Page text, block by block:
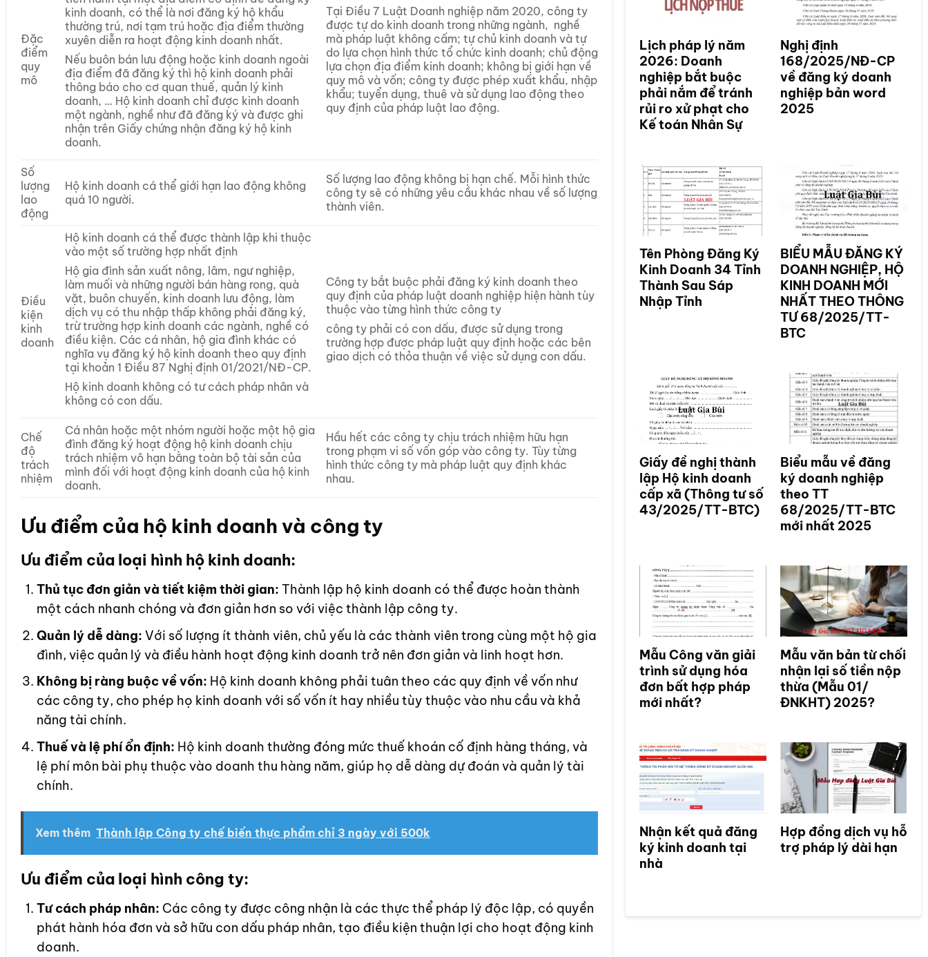
Đặc
điểm
quy
mô
kinh doanh, có thể là nơi đăng ký hộ khẩu
thường trú, nơi tạm trú hoặc địa điểm thường
xuyên diễn ra hoạt động kinh doanh nhất.
Nếu buôn bán lưu động hoặc kinh doanh ngoài
địa điểm đã đăng ký thì hộ kinh doanh phải
thông báo cho cơ quan thuế, quản lý kinh
doanh, … Hộ kinh doanh chỉ được kinh doanh
một ngành, nghề như đã đăng ký và được ghi
nhận trên Giấy chứng nhận đăng ký hộ kinh
doanh.
Tại Điều 7 Luật Doanh nghiệp năm 2020, công ty
được tự do kinh doanh trong những ngành, nghề
mà pháp luật không cấm; tự chủ kinh doanh và tự
do lựa chọn hình thức tổ chức kinh doanh; chủ động
lựa chọn địa điểm kinh doanh; không bị giới hạn về
quy mô và vốn; công ty được phép xuất khẩu, nhập
khẩu; tuyển dụng, thuê và sử dụng lao động theo
quy định của pháp luật lao động.
Số
lượng
lao
động
Hộ kinh doanh cá thể giới hạn lao động không
quá 10 người.
Số lượng lao động không bị hạn chế. Mỗi hình thức
công ty sẽ có những yêu cầu khác nhau về số lượng
thành viên.
Điều
kiện
kinh
doanh
Hộ kinh doanh cá thể được thành lập khi thuộc
vào một số trường hợp nhất định
Hộ gia đình sản xuất nông, lâm, ngư nghiệp,
làm muối và những người bán hàng rong, quà
vặt, buôn chuyến, kinh doanh lưu động, làm
dịch vụ có thu nhập thấp không phải đăng ký,
trừ trường hợp kinh doanh các ngành, nghề có
điều kiện. Các cá nhân, hộ gia đình khác có
nghĩa vụ đăng ký hộ kinh doanh theo quy định
tại khoản 1 Điều 87 Nghị định 01/2021/NĐ-CP.
Hộ kinh doanh không có tư cách pháp nhân và
không có con dấu.
Công ty bắt buộc phải đăng ký kinh doanh theo
quy định của pháp luật doanh nghiệp hiện hành tùy
thuộc vào từng hình thức công ty
công ty phải có con dấu, được sử dụng trong
trường hợp được pháp luật quy định hoặc các bên
giao dịch có thỏa thuận về việc sử dụng con dấu.
Chế
độ
trách
nhiệm
Cá nhân hoặc một nhóm người hoặc một hộ gia
đình đăng ký hoạt động hộ kinh doanh chịu
trách nhiệm vô hạn bằng toàn bộ tài sản của
mình đối với hoạt động kinh doanh của hộ kinh
doanh.
Hầu hết các công ty chịu trách nhiệm hữu hạn
trong phạm vi số vốn góp vào công ty. Tùy từng
hình thức công ty mà pháp luật quy định khác
nhau.
Ưu điểm của hộ kinh doanh và công ty
Ưu điểm của loại hình hộ kinh doanh:
Thủ tục đơn giản và tiết kiệm thời gian: Thành lập hộ kinh doanh có thể được hoàn thành
một cách nhanh chóng và đơn giản hơn so với việc thành lập công ty.
Quản lý dễ dàng: Với số lượng ít thành viên, chủ yếu là các thành viên trong cùng một hộ gia
đình, việc quản lý và điều hành hoạt động kinh doanh trở nên đơn giản và linh hoạt hơn.
Không bị ràng buộc về vốn: Hộ kinh doanh không phải tuân theo các quy định về vốn như
các công ty, cho phép họ kinh doanh với số vốn ít hay nhiều tùy thuộc vào nhu cầu và khả
năng tài chính.
Thuế và lệ phí ổn định: Hộ kinh doanh thường đóng mức thuế khoán cố định hàng tháng, và
lệ phí môn bài phụ thuộc vào doanh thu hàng năm, giúp họ dễ dàng dự đoán và quản lý tài
chính.
Xem thêm Thành lập Công ty chế biến thực phẩm chỉ 3 ngày với 500k
Ưu điểm của loại hình công ty:
Tư cách pháp nhân: Các công ty được công nhận là các thực thể pháp lý độc lập, có quyền
phát hành hóa đơn và sở hữu con dấu pháp nhân, tạo điều kiện thuận lợi cho hoạt động kinh
doanh.
Lịch pháp lý năm
2026: Doanh
nghiệp bắt buộc
phải nắm để tránh
rủi ro xử phạt cho
Kế toán Nhân Sự
Nghị định
168/2025/NĐ-CP
về đăng ký doanh
nghiệp bản word
2025
Tên Phòng Đăng Ký
Kinh Doanh 34 Tỉnh
Thành Sau Sáp
Nhập Tỉnh
BIỂU MẪU ĐĂNG KÝ
DOANH NGHIỆP, HỘ
KINH DOANH MỚI
NHẤT THEO THÔNG
TƯ 68/2025/TT-
BTC
Giấy đề nghị thành
lập Hộ kinh doanh
cấp xã (Thông tư số
43/2025/TT-BTC)
Biểu mẫu về đăng
ký doanh nghiệp
theo TT
68/2025/TT-BTC
mới nhất 2025
Mẫu Công văn giải
trình sử dụng hóa
đơn bất hợp pháp
mới nhất?
Mẫu văn bản từ chối
nhận lại số tiền nộp
thừa (Mẫu 01/
ĐNKHT) 2025?
Nhận kết quả đăng
ký kinh doanh tại
nhà
Hợp đồng dịch vụ hỗ
trợ pháp lý dài hạn